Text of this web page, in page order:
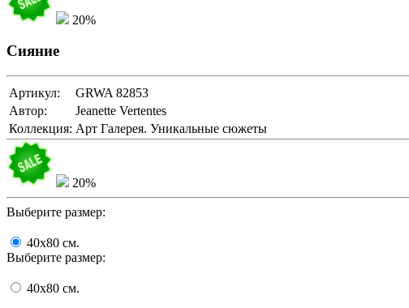
20%
Сияние
Артикул:
GRWA 82853
Автор:
Jeanette Vertentes
Коллекция: Арт Галерея. Уникальные сюжеты
20%
Выберите размер:
40x80 cм.
Выберите размер:
40x80 cм.